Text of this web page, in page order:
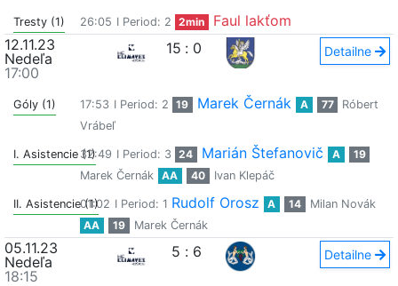
Tresty (1) 26:05 I Period: 2 2min
Faul lakťom
12.11.23
Nedeľa
17:00
15 : 0 Detailne
Góly (1) 17:53 I Period: 2 19 Marek Černák A 77
Róbert
Vrábeľ
I. Asistencie (1)32:49 I Period: 3 24 Marián Štefanovič A
19
Marek Černák
AA 40 Ivan Klepáč
II. Asistencie (1)
01:02 I Period: 1 Rudolf Orosz A 14
Milan Novák
AA
19 Marek Černák
05.11.23
Nedeľa
18:15
5 : 6 Detailne